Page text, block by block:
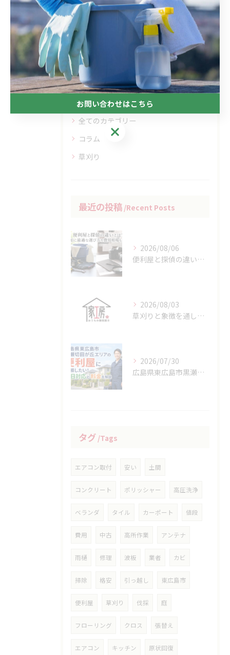
< 前のページ 次のページ >
カテゴリー Categories
全てのカテゴリー
コラム
草刈り
最近の投稿 Recent Posts
2026/08/06
便利屋と探偵の違いとは？最短に最適な選び方や費用相場もわかる
2026/08/03
草刈りと象徴を通して広島県竹原市の地域性や生活文化を知る方法
2026/07/30
広島県東広島市黒瀬切田が丘エリアの便利屋に依頼したい！即日対応と料金を解説
タグ Tags
エアコン取付 安い 土間
コンクリート ポリッシャー 高圧洗浄
ベランダ タイル カーポート 値段
費用 中古 高所作業 アンテナ
雨樋 修理 波板 業者 カビ
掃除 格安 引っ越し 東広島市
便利屋 草刈り 伐採 庭
フローリング クロス 張替え
エアコン キッチン 原状回復
お問い合わせはこちら
お問い合わせはこちら